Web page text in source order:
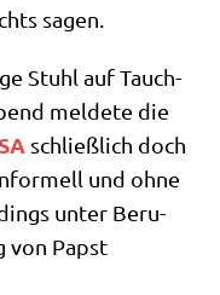
sagen.
Stuhl auf Tauch­
mel­de­te die
schließ­lich doch
und ohne
unter Beru­
von Papst